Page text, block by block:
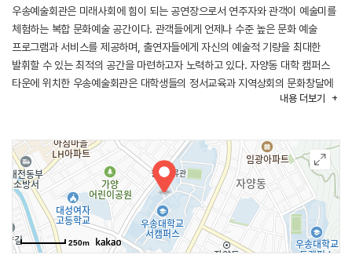
우송예술회관은 미래사회에 힘이 되는 공연장으로서 연주자와 관객이 예술미를
체험하는 복합 문화예술 공간이다. 관객들에게 언제나 수준 높은 문화 예술
프로그램과 서비스를 제공하며, 출연자들에게 자신의 예술적 기량을 최대한
발휘할 수 있는 최적의 공간을 마련하고자 노력하고 있다. 자양동 대학 캠퍼스
타운에 위치한 우송예술회관은 대학생들의 정서교육과 지역상회의 문화창달에
이바지하고, 대전문화예술의 중심을 이끌기 위해 1,2,3층으로 분리된 중부권
인형극, 서커스, 마술, 무용, 초청합동연주회 등 다목적 공연장으로서의 기능을
갖추고 있으며, 다양한 장르의 무대를 소화할 수 있는 음향시스템을 갖추고
있다.
내용 더보기
250m